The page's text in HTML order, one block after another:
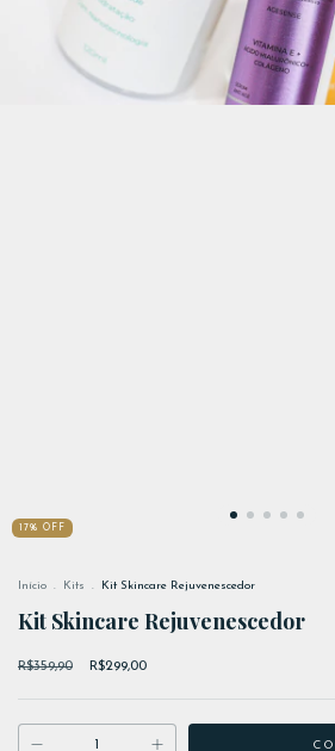
17% OFF
Início . Kits . Kit Skincare Rejuvenescedor
Kit Skincare Rejuvenescedor
R$359,90 R$299,00